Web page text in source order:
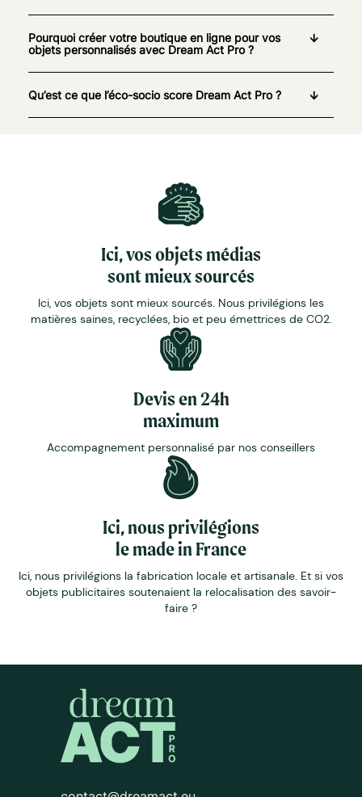
Pourquoi créer votre boutique en ligne pour vos
objets personnalisés avec Dream Act Pro ?
Qu’est ce que l’éco-socio score Dream Act Pro ?
Ici, vos objets médias
sont mieux sourcés
Ici, vos objets sont mieux sourcés. Nous privilégions les
matières saines, recyclées, bio et peu émettrices de CO2.
Devis en 24h
maximum
Accompagnement personnalisé par nos conseillers
Ici, nous privilégions
le made in France
Ici, nous privilégions la fabrication locale et artisanale. Et si vos
objets publicitaires soutenaient la relocalisation des savoir-
faire ?